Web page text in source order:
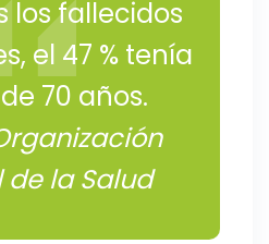
los fallecidos
el 47 % tenía
70 años.
de la Salud